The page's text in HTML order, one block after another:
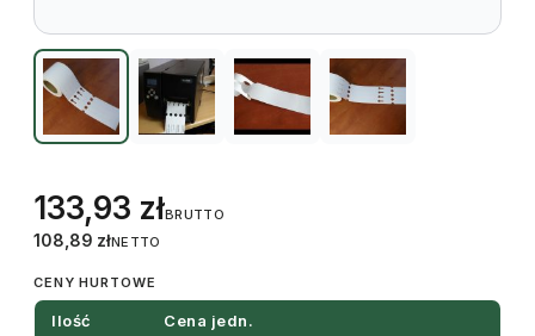
133,93 złBRUTTO
108,89 złNETTO
CENY HURTOWE
Ilość Cena jedn.